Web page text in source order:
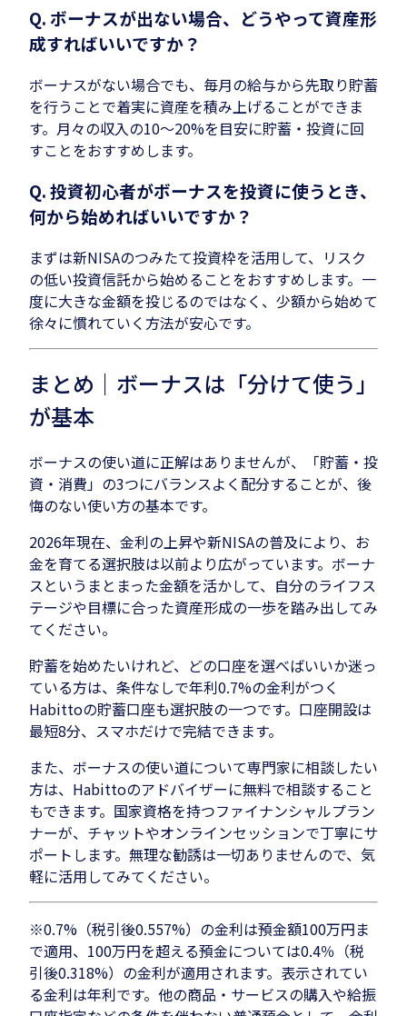
Q. ボーナスが出ない場合、どうやって資産形
成すればいいですか？
ボーナスがない場合でも、毎月の給与から先取り貯蓄
を行うことで着実に資産を積み上げることができま
す。月々の収入の10〜20%を目安に貯蓄・投資に回
すことをおすすめします。
Q. 投資初心者がボーナスを投資に使うとき、
何から始めればいいですか？
まずは新NISAのつみたて投資枠を活用して、リスク
の低い投資信託から始めることをおすすめします。一
度に大きな金額を投じるのではなく、少額から始めて
徐々に慣れていく方法が安心です。
まとめ｜ボーナスは「分けて使う」
が基本
ボーナスの使い道に正解はありませんが、「貯蓄・投
資・消費」の3つにバランスよく配分することが、後
悔のない使い方の基本です。
2026年現在、金利の上昇や新NISAの普及により、お
金を育てる選択肢は以前より広がっています。ボーナ
スというまとまった金額を活かして、自分のライフス
テージや目標に合った資産形成の一歩を踏み出してみ
てください。
貯蓄を始めたいけれど、どの口座を選べばいいか迷っ
ている方は、条件なしで年利0.7%の金利がつく
Habittoの貯蓄口座も選択肢の一つです。口座開設は
最短8分、スマホだけで完結できます。
また、ボーナスの使い道について専門家に相談したい
方は、Habittoのアドバイザーに無料で相談すること
もできます。国家資格を持つファイナンシャルプラン
ナーが、チャットやオンラインセッションで丁寧にサ
ポートします。無理な勧誘は一切ありませんので、気
軽に活用してみてください。
※0.7%（税引後0.557%）の金利は預金額100万円ま
で適用、100万円を超える預金については0.4％（税
引後0.318%）の金利が適用されます。表示されてい
る金利は年利です。他の商品・サービスの購入や給振